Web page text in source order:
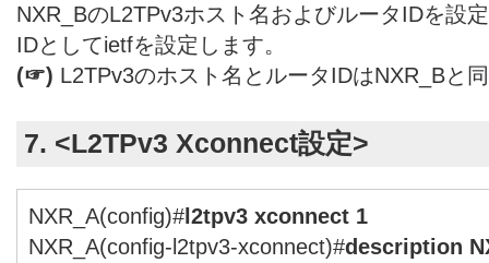
NXR_BのL2TPv3ホスト名およびルータIDを設
IDとしてietfを設定します。
(☞) L2TPv3のホスト名とルータIDはNXR_Bと
7. <L2TPv3 Xconnect設定>
NXR_A(config)#l2tpv3 xconnect 1
NXR_A(config-l2tpv3-xconnect)#description